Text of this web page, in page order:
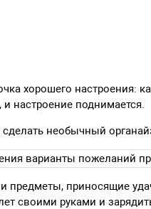
хорошего настроения:
и настроение поднимается.
необычный
предметы, приносящие
своими руками и